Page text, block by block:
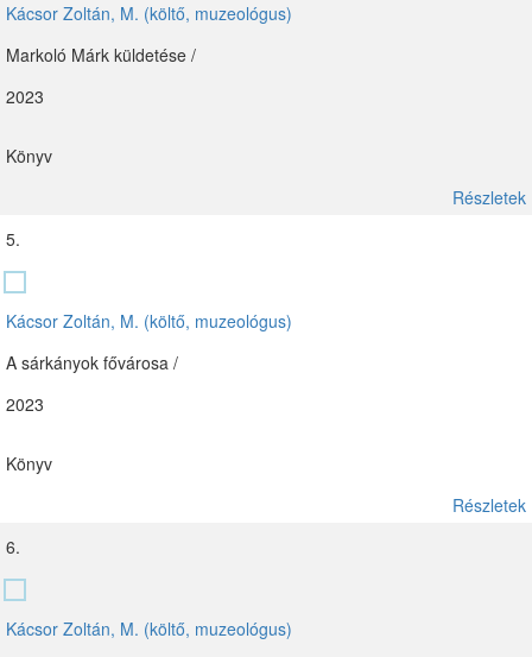
Kácsor Zoltán, M. (költő, muzeológus)
Markoló Márk küldetése /
2023
Könyv
Részletek
5.
Kácsor Zoltán, M. (költő, muzeológus)
A sárkányok fővárosa /
2023
Könyv
Részletek
6.
Kácsor Zoltán, M. (költő, muzeológus)